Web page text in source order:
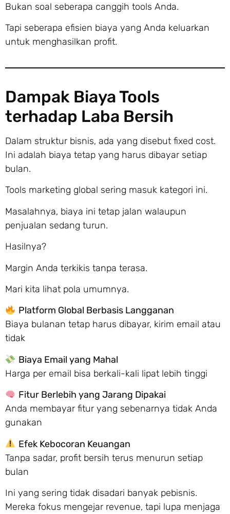
Bukan soal seberapa canggih tools Anda.
Tapi seberapa efisien biaya yang Anda keluarkan
untuk menghasilkan profit.
Dampak Biaya Tools
terhadap Laba Bersih
Dalam struktur bisnis, ada yang disebut fixed cost.
Ini adalah biaya tetap yang harus dibayar setiap
bulan.
Tools marketing global sering masuk kategori ini.
Masalahnya, biaya ini tetap jalan walaupun
penjualan sedang turun.
Hasilnya?
Margin Anda terkikis tanpa terasa.
Mari kita lihat pola umumnya.
Platform Global Berbasis Langganan
Biaya bulanan tetap harus dibayar, kirim email atau
tidak
Biaya Email yang Mahal
Harga per email bisa berkali-kali lipat lebih tinggi
Fitur Berlebih yang Jarang Dipakai
Anda membayar fitur yang sebenarnya tidak Anda
gunakan
Efek Kebocoran Keuangan
Tanpa sadar, profit bersih terus menurun setiap
bulan
Ini yang sering tidak disadari banyak pebisnis.
Mereka fokus mengejar revenue, tapi lupa menjaga